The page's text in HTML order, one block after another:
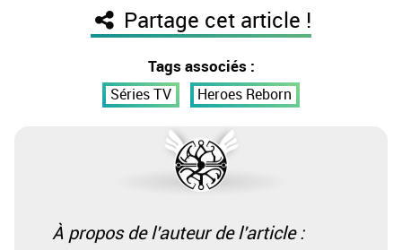
Partage cet article !
Tags associés :
Séries TV Heroes Reborn
À propos de l'auteur de l'article :